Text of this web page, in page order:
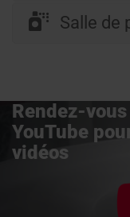
Salle de
Rendez-
YouTube
vidéos